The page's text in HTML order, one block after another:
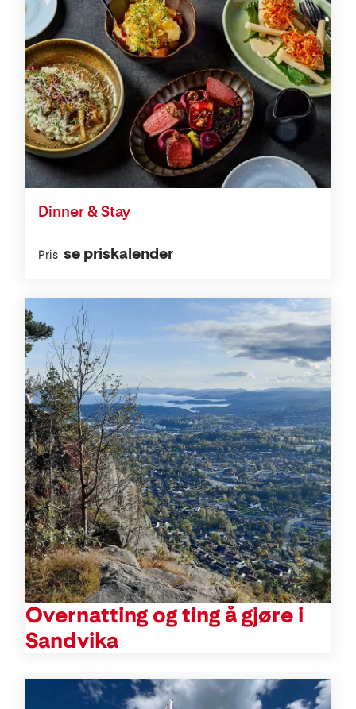
Dinner & Stay
Pris se priskalender
Aktiviteter
Overnatting og ting å gjøre i
Sandvika